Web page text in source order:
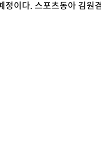
정이다. 스포츠동아 김